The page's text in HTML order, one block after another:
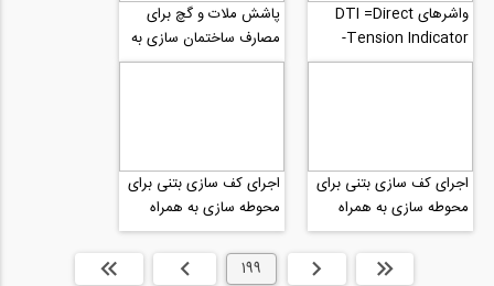
واشرهای DTI =Direct
Tension Indicator-
بخش اول مقدمه
پاشش ملات و گچ برای
مصارف ساختمان سازی به
شیوه صنعتی سازی
اجرای کف سازی بتنی برای
محوطه سازی به همراه
نکات اجرایی قسمت 1
اجرای کف سازی بتنی برای
محوطه سازی به همراه
نکات اجرایی قسمت 2
ابتدا
قبلی 199 بعدی انتها »